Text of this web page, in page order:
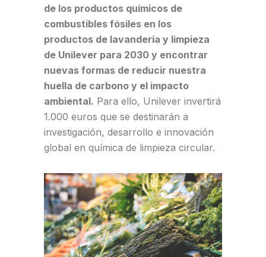
de los productos químicos de
combustibles fósiles en los
productos de lavandería y limpieza
de Unilever para 2030 y encontrar
nuevas formas de reducir nuestra
huella de carbono y el impacto
ambiental. Para ello, Unilever invertirá
1.000 euros que se destinarán a
investigación, desarrollo e innovación
global en química de limpieza circular.